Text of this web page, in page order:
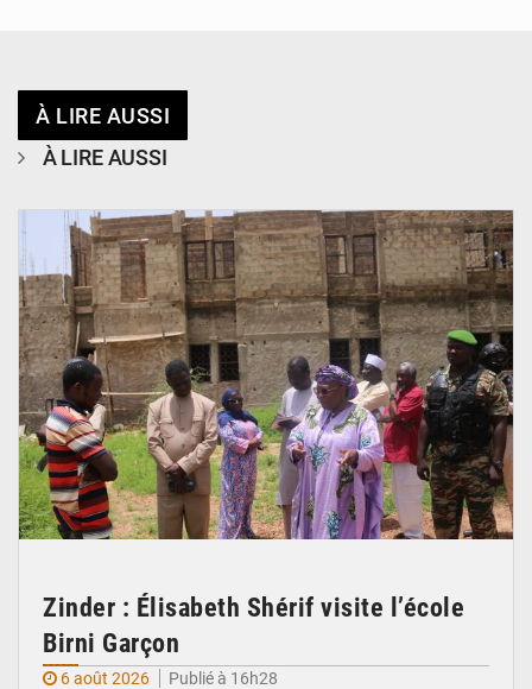
À LIRE AUSSI
À LIRE AUSSI
Zinder : Élisabeth Shérif visite l’école
Birni Garçon
6 août 2026
Publié à 16h28